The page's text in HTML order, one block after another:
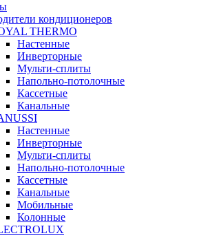
кондиционеров
THERMO
Настенные
Инверторные
Мульти-сплиты
Напольно-потолочные
Кассетные
Канальные
Настенные
Инверторные
Мульти-сплиты
Напольно-потолочные
Кассетные
Канальные
Мобильные
Колонные